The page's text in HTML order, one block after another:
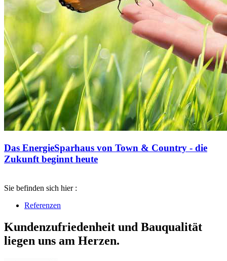
Das EnergieSparhaus von Town & Country - die
Zukunft beginnt heute
Sie befinden sich hier :
Referenzen
Kundenzufriedenheit und Bauqualität
liegen uns am Herzen.